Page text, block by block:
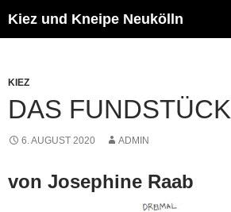
Inhalt
Kiez und Kneipe Neukölln
KIEZ
DAS FUNDSTÜCK
6. AUGUST 2020 ADMIN
von Josephine Raab